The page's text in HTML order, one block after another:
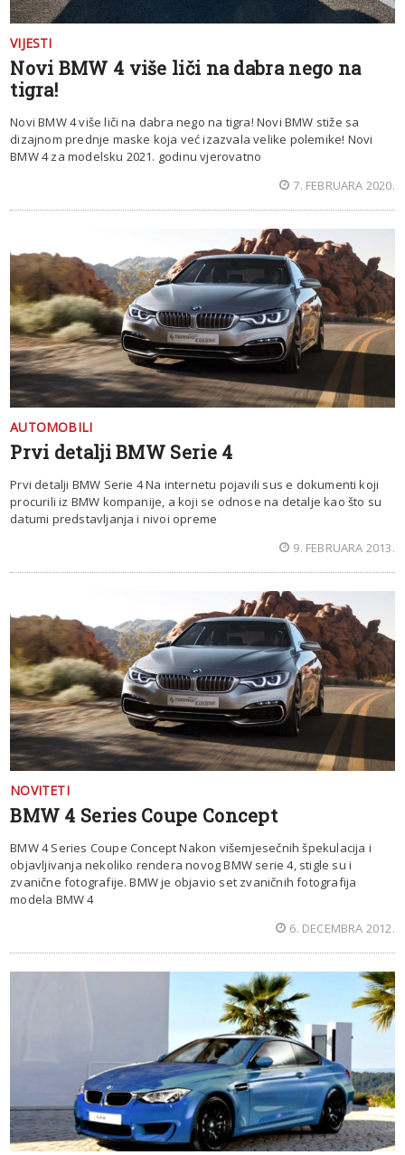
VIJESTI
Novi BMW 4 više liči na dabra nego na
tigra!
Novi BMW 4 više liči na dabra nego na tigra! Novi BMW stiže sa
dizajnom prednje maske koja već izazvala velike polemike! Novi
BMW 4 za modelsku 2021. godinu vjerovatno
7. FEBRUARA 2020.
AUTOMOBILI
Prvi detalji BMW Serie 4
Prvi detalji BMW Serie 4 Na internetu pojavili sus e dokumenti koji
procurili iz BMW kompanije, a koji se odnose na detalje kao što su
datumi predstavljanja i nivoi opreme
9. FEBRUARA 2013.
NOVITETI
BMW 4 Series Coupe Concept
BMW 4 Series Coupe Concept Nakon višemjesečnih špekulacija i
objavljivanja nekoliko rendera novog BMW serie 4, stigle su i
zvanične fotografije. BMW je objavio set zvaničnih fotografija
modela BMW 4
6. DECEMBRA 2012.